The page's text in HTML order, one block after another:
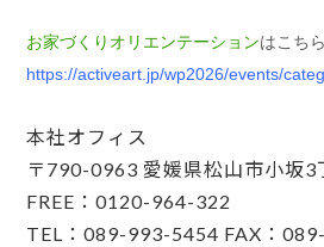
お家づくりオリエンテーションはこち
https://activeart.jp/wp2026/events/
本社オフィス
〒790-0963 愛媛県松山市小坂3
FREE：0120-964-322
TEL：089-993-5454 FAX：